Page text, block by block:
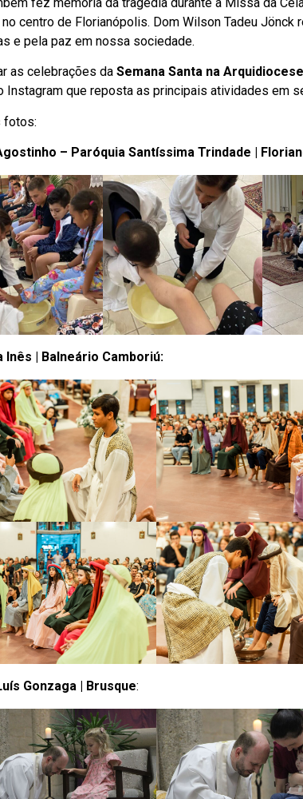
no centro de Florianópolis. Dom Wilson Tadeu
e pela paz em nossa sociedade.
as celebrações da Semana Santa na
Instagram que reposta as principais atividades em
fotos:
– Paróquia Santíssima Trindade |
Inês | Balneário Camboriú:
Gonzaga | Brusque: